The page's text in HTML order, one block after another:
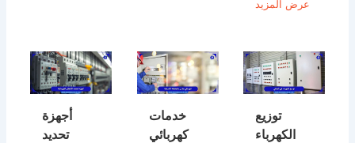
عرض المزيد
توزيع
الكهرباء
خدمات
كهربائي
أجهزة
تحديد